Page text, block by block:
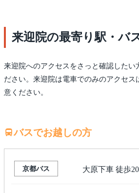
来迎院の最寄り駅・バ
来迎院へのアクセスをさっと確認したい
ださい。来迎院は電車でのみのアクセス
意ください。
バスでお越しの方
京都バス 大原下車 徒歩